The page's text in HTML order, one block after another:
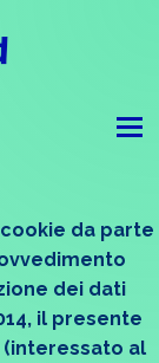
da parte
dei dati
il presente
al